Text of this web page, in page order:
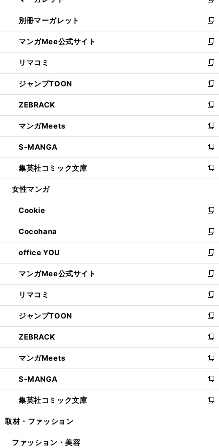
開
く
ウ
で
開
く
ウ
ィ
ン
ド
ウ
で
開
く
し
い
ウ
ィ
ン
ド
ウ
で
開
く
別冊マーガレット
新
し
い
ウ
ィ
ン
ド
ウ
で
開
く
マンガMee公式サイト
新
し
い
ウ
ィ
ン
ド
ウ
で
開
く
リマコミ
新
し
い
ウ
ィ
ン
ド
ウ
で
開
く
ジャンプTOON
新
し
い
ウ
ィ
ン
ド
ウ
で
開
ZEBRACK
新
し
い
ウ
ィ
ン
ド
ウ
開
く
マンガMeets
新
し
い
ウ
ィ
ン
ウ
で
開
く
S-MANGA
新
し
い
ウ
ン
ド
ウ
で
開
く
集英社コミック文庫
新
し
ウ
ィ
ン
ド
ウ
で
開
く
女性マンガ
Cookie
新
し
い
ウ
ィ
ン
ド
ウ
で
開
く
Cocohana
新
し
い
ウ
ィ
ン
ド
ウ
で
開
く
office YOU
新
し
い
ウ
ィ
ン
ド
ウ
で
開
く
マンガMee公式サイト
新
し
い
ウ
ィ
ン
ド
ウ
で
開
く
リマコミ
新
し
い
ウ
ィ
ン
ド
ウ
で
開
く
ジャンプTOON
新
し
い
ウ
ィ
ン
ド
ウ
で
開
ZEBRACK
新
し
い
ウ
ィ
ン
ド
ウ
開
マンガMeets
新
し
い
ウ
ィ
ン
ウ
S-MANGA
新
し
い
ウ
ン
集英社コミック文庫
新
し
ウ
取材・ファッション
ファッション・美容